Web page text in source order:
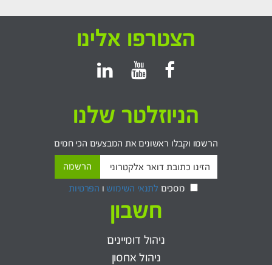
הצטרפו אלינו
הניוזלטר שלנו
הרשמו וקבלו ראשונים את המבצעים הכי חמים
מסכים לתנאי השימוש ו הפרטיות
חשבון
ניהול דומיינים
ניהול אחסון